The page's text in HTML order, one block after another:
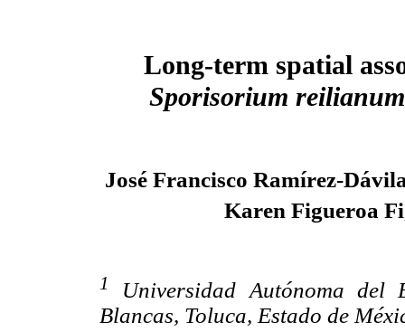
Long-term spatial
Sporisorium reilianum
José Francisco Ramírez-
Karen Figueroa
1
Universidad Autónoma
Blancas, Toluca, Estado de